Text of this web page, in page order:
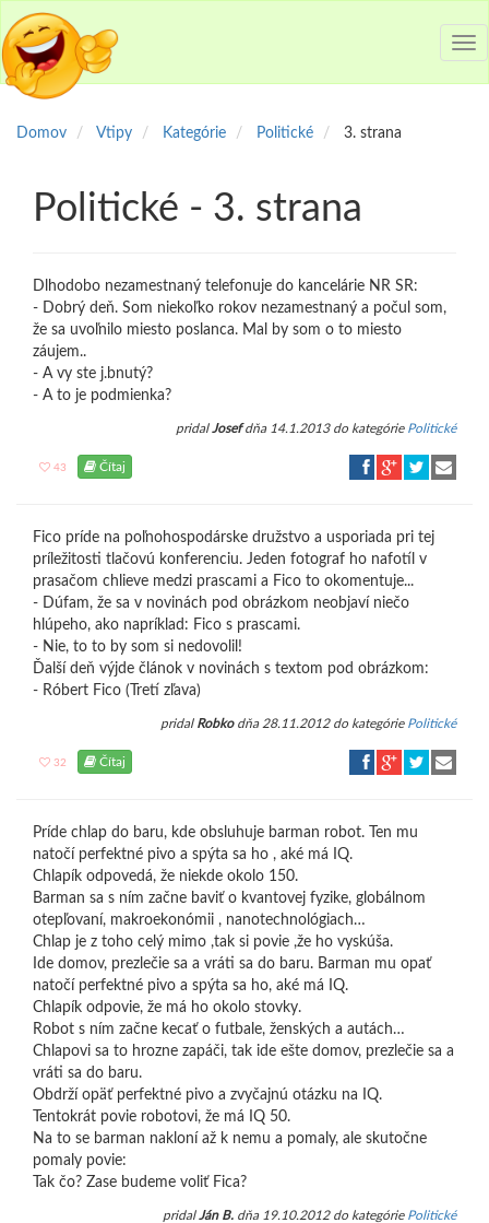
Domov Vtipy Kategórie Politické 3. strana
Politické - 3. strana
Dlhodobo nezamestnaný telefonuje do kancelárie NR SR:
- Dobrý deň. Som niekoľko rokov nezamestnaný a počul som,
že sa uvoľnilo miesto poslanca. Mal by som o to miesto
záujem..
- A vy ste j.bnutý?
- A to je podmienka?
pridalJosefdňa 14.1.2013 do kategórie Politické
43 Čítaj
Fico príde na poľnohospodárske družstvo a usporiada pri tej
príležitosti tlačovú konferenciu. Jeden fotograf ho nafotíl v
prasačom chlieve medzi prascami a Fico to okomentuje...
- Dúfam, že sa v novinách pod obrázkom neobjaví niečo
hlúpeho, ako napríklad: Fico s prascami.
- Nie, to to by som si nedovolil!
Ďalší deň výjde článok v novinách s textom pod obrázkom:
- Róbert Fico (Tretí zľava)
pridal Robkodňa 28.11.2012 do kategórie Politické
32 Čítaj
Príde chlap do baru, kde obsluhuje barman robot. Ten mu
natočí perfektné pivo a spýta sa ho , aké má IQ.
Chlapík odpovedá, že niekde okolo 150.
Barman sa s ním začne baviť o kvantovej fyzike, globálnom
otepľovaní, makroekonómii , nanotechnológiach…
Chlap je z toho celý mimo ,tak si povie ,že ho vyskúša.
Ide domov, prezlečie sa a vráti sa do baru. Barman mu opať
natočí perfektné pivo a spýta sa ho, aké má IQ.
Chlapík odpovie, že má ho okolo stovky.
Robot s ním začne kecať o futbale, ženských a autách…
Chlapovi sa to hrozne zapáči, tak ide ešte domov, prezlečie sa a
vráti sa do baru.
Obdrží opäť perfektné pivo a zvyčajnú otázku na IQ.
Tentokrát povie robotovi, že má IQ 50.
Na to se barman nakloní až k nemu a pomaly, ale skutočne
pomaly povie:
Tak čo? Zase budeme voliť Fica?
pridalJán B. dňa 19.10.2012 do kategórie Politické